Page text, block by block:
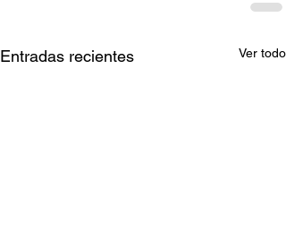
Entradas recientes Ver todo